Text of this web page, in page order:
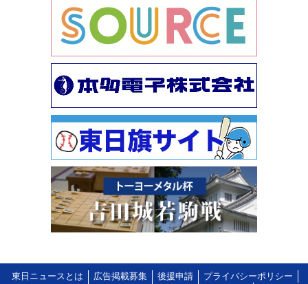
東日ニュースとは 広告掲載募集 後援申請
プライバシーポリシー